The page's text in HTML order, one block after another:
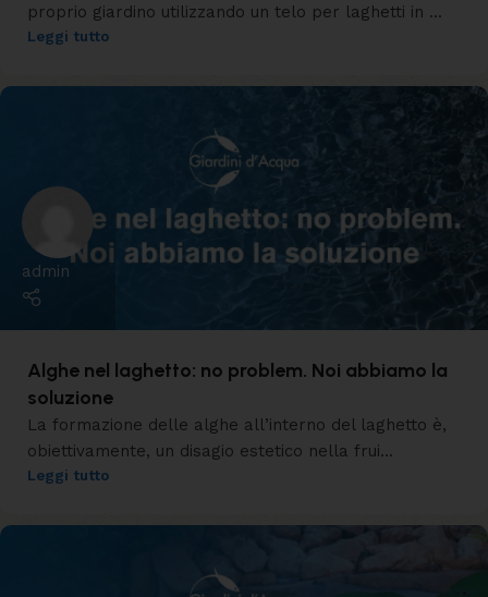
proprio giardino utilizzando un telo per laghetti in ...
Leggi tutto
admin
Alghe nel laghetto: no problem. Noi abbiamo la
soluzione
La formazione delle alghe all’interno del laghetto è,
obiettivamente, un disagio estetico nella frui...
Leggi tutto